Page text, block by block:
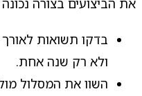
ולא רק שנה אחת.
השוו את המסלול